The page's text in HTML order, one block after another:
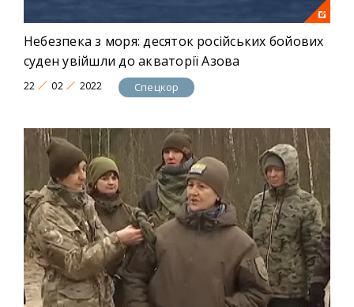
Небезпека з моря: десяток російських бойових
суден увійшли до акваторії Азова
22 02 2022 Спецкор